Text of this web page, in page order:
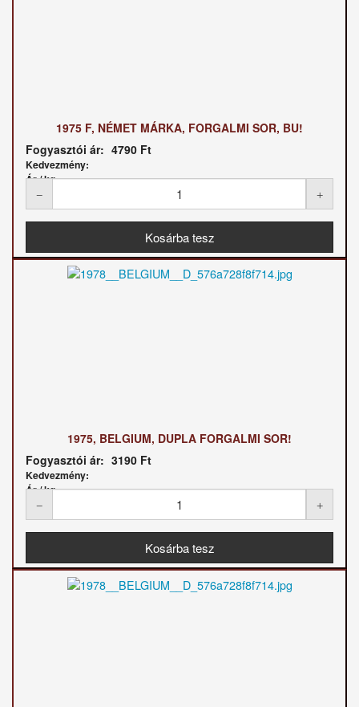
1975 F, NÉMET MÁRKA, FORGALMI SOR, BU!
Fogyasztói ár: 4790 Ft
Kedvezmény:
Ár / kg:
1975, BELGIUM, DUPLA FORGALMI SOR!
Fogyasztói ár: 3190 Ft
Kedvezmény:
Ár / kg: